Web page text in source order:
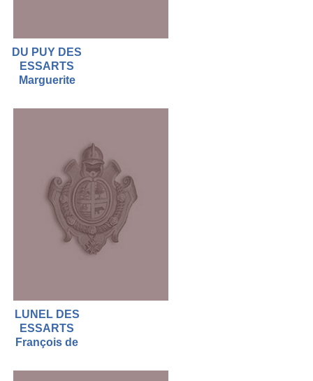
DU PUY DES
ESSARTS
Marguerite
LUNEL DES
ESSARTS
François de